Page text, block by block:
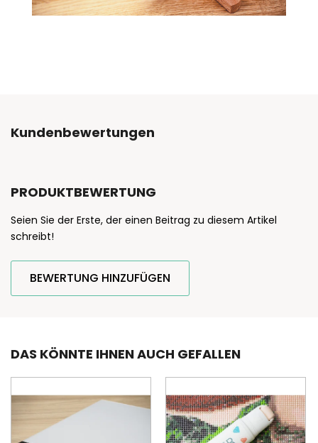
Kundenbewertungen
PRODUKTBEWERTUNG
Seien Sie der Erste, der einen Beitrag zu diesem Artikel
schreibt!
BEWERTUNG HINZUFÜGEN
DAS KÖNNTE IHNEN AUCH GEFALLEN